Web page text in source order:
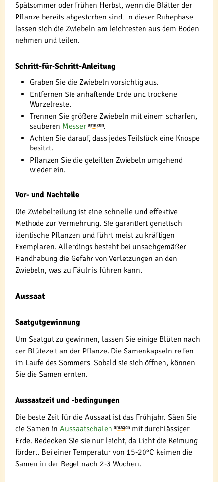
Spätsommer oder frühen Herbst, wenn die Blätter der
Pflanze bereits abgestorben sind. In dieser Ruhephase
lassen sich die Zwiebeln am leichtesten aus dem Boden
nehmen und teilen.
Schritt-für-Schritt-Anleitung
Graben Sie die Zwiebeln vorsichtig aus.
Entfernen Sie anhaftende Erde und trockene
Wurzelreste.
Trennen Sie größere Zwiebeln mit einem scharfen,
sauberen Messer
.
Achten Sie darauf, dass jedes Teilstück eine Knospe
besitzt.
Pflanzen Sie die geteilten Zwiebeln umgehend
wieder ein.
Vor- und Nachteile
Die Zwiebelteilung ist eine schnelle und effektive
Methode zur Vermehrung. Sie garantiert genetisch
identische Pflanzen und führt meist zu kräftigen
Exemplaren. Allerdings besteht bei unsachgemäßer
Handhabung die Gefahr von Verletzungen an den
Zwiebeln, was zu Fäulnis führen kann.
Aussaat
Saatgutgewinnung
Um Saatgut zu gewinnen, lassen Sie einige Blüten nach
der Blütezeit an der Pflanze. Die Samenkapseln reifen
im Laufe des Sommers. Sobald sie sich öffnen, können
Sie die Samen ernten.
Aussaatzeit und -bedingungen
Die beste Zeit für die Aussaat ist das Frühjahr. Säen Sie
die Samen in Aussaatschalen
mit durchlässiger
Erde. Bedecken Sie sie nur leicht, da Licht die Keimung
fördert. Bei einer Temperatur von 15-20°C keimen die
Samen in der Regel nach 2-3 Wochen.